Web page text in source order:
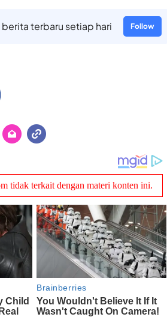
terbaru setiap hari Follow